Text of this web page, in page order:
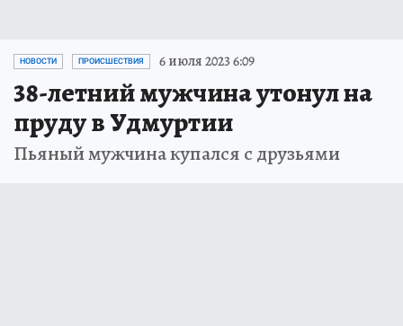
НОВОСТИ ПРОИСШЕСТВИЯ 6 июля 2023 6:09
38-летний мужчина утонул на
пруду в Удмуртии
Пьяный мужчина купался с друзьями